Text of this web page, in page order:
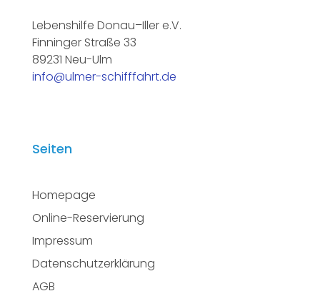
Lebenshilfe Donau–Iller e.V.
Finninger Straße 33
89231 Neu-Ulm
info@ulmer-schifffahrt.de
Seiten
Homepage
Online-Reservierung
Impressum
Datenschutzerklärung
AGB